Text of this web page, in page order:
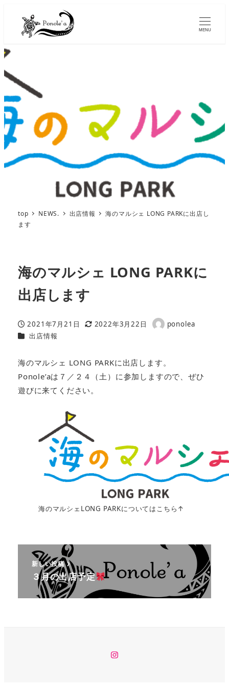
MENU
top NEWS. 出店情報
海のマルシェ LONG PARKに出店し
ます
海のマルシェ LONG PARKに
出店します
投稿日
2021年7月21日
更新日
2022年3月22日
著
ponolea
カテゴリー
出店情報
海のマルシェ LONG PARKに出店します。
Ponole’aは７／２４（土）に参加しますので、ぜひ
遊びに来てください。
海のマルシェLONG PARKについてはこちら↑
新しい投稿
３月の出店予定
イ